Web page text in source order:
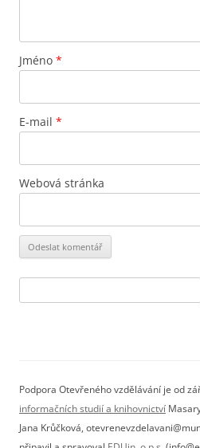
Jméno *
E-mail *
Webová stránka
Podpora Otevřeného vzdělávání je od
informačních studií a knihovnictví
Jana Krůčková,